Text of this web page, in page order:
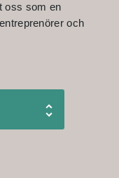
oss som en
och